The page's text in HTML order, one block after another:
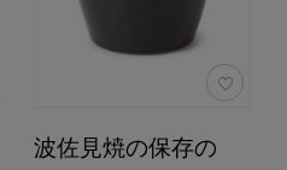
波佐見焼の保存の